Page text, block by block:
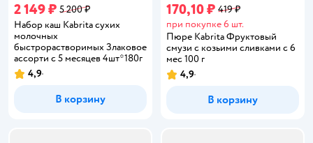
2 149 ₽ 5 200 ₽
Набор каш Kabrita сухих
молочных
быстрорастворимых Злаковое
ассорти c 5 месяцев 4шт*180г
Рейтинг:
4,9
В корзину
170,10 ₽ 419 ₽
при покупке 6 шт.
Пюре Kabrita Фруктовый
смузи с козьими сливками с 6
мес 100 г
Рейтинг:
4,9
В корзину